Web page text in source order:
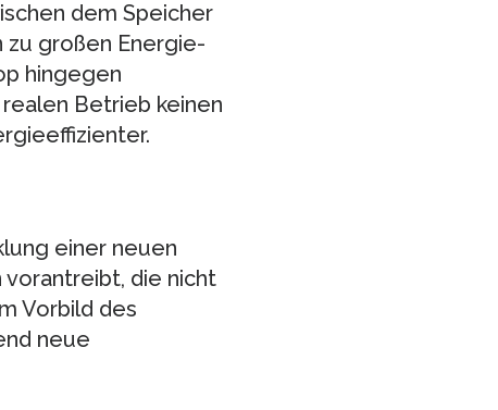
dem Speicher
zu großen Energie-
hingegen
Betrieb keinen
einer neuen
die nicht
Vorbild des
neue